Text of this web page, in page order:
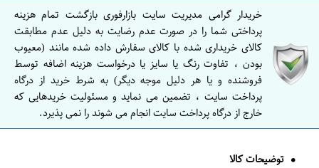
خریدار گرامی مدیریت سایت بازارفوری بازگشت تمام هزینه
پرداختی شما را در صورت عدم رضایت به دلیل عدم مطابقت
کالای خریداری شده با کالای سفارش داده شده مانند (معیوب
بودن ، تفاوت رنگ یا سایز یا درخواست هزینه اضافه توسط
فروشنده و یا هر دلیل موجه دیگر) به شرط خرید از درگاه
پرداخت سایت ، تضمین می نماید و مسئولیت خریدهایی که
خارج از درگاه پرداخت سایت انجام می شوند را نمی پذیرد.
توضیحات کالا